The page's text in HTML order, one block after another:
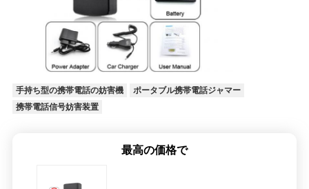
手持ち型の携帯電話の妨害機
ポータブル携帯電話ジャマー
携帯電話信号妨害装置
最高の価格で